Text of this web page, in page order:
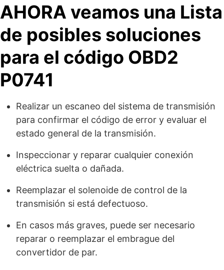
AHORA veamos una Lista
de posibles soluciones
para el código OBD2
P0741
Realizar un escaneo del sistema de transmisión
para confirmar el código de error y evaluar el
estado general de la transmisión.
Inspeccionar y reparar cualquier conexión
eléctrica suelta o dañada.
Reemplazar el solenoide de control de la
transmisión si está defectuoso.
En casos más graves, puede ser necesario
reparar o reemplazar el embrague del
convertidor de par.